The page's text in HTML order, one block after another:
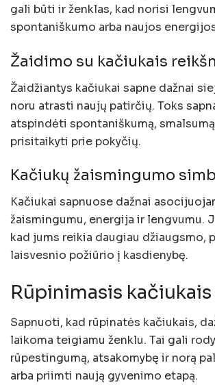
gali būti ir ženklas, kad norisi
spontaniškumo arba naujos
Žaidimo su kačiukais
Žaidžiantys kačiukai sapne dažnai
noru atrasti naujų patirčių. Toks
atspindėti spontaniškumą,
prisitaikyti prie pokyčių.
Kačiukų žaismingumo
Kačiukai sapnuose dažnai
žaismingumu, energija ir lengvumu.
kad jums reikia daugiau džiaugsmo,
laisvesnio požiūrio į kasdienybę.
Rūpinimasis
Sapnuoti, kad rūpinatės kačiukais,
laikoma teigiamu ženklu. Tai gali
rūpestingumą, atsakomybę ir norą
arba priimti naują gyvenimo etapą.